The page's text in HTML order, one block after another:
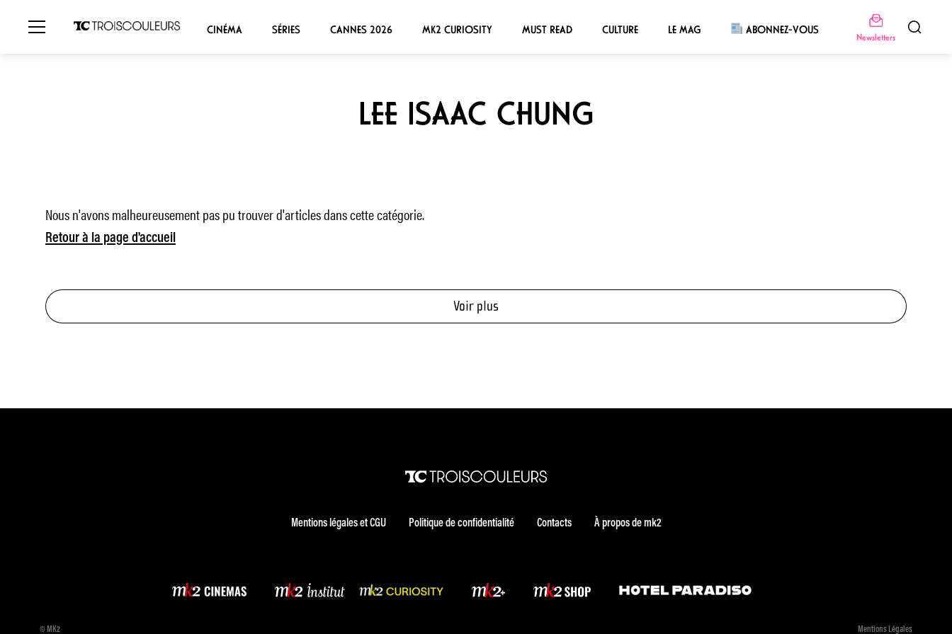
CINÉMA SÉRIES CANNES 2026 MK2 CURIOSITY MUST READ CULTURE LE MAG ABONNEZ-VOUS
Newsletters
LEE ISAAC CHUNG
Nous n'avons malheureusement pas pu trouver d'articles dans cette catégorie.
Retour à la page d'accueil
Voir plus
Mentions légales et CGU Politique de confidentialité Contacts À propos de mk2
© MK2 Mentions Légales